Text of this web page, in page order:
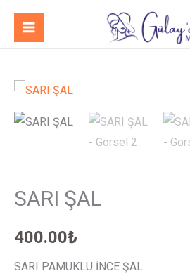
İçeriğeMAIN
MENU
SARI ŞAL
400.00₺
SARI PAMUKLU İNCE ŞAL
SARI
ŞAL
adet